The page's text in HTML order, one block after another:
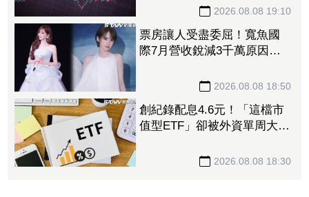
2026.08.08 19:10
票房讓人受盡委屈！寬魚國
際7月營收銳減3千萬原因曝
網笑翻：是吃了誠實果實嗎
2026.08.08 18:50
創紀錄配息4.6元！「這檔市
值型ETF」卻被外資單周大砍
被抽回2億元
2026.08.08 18:30